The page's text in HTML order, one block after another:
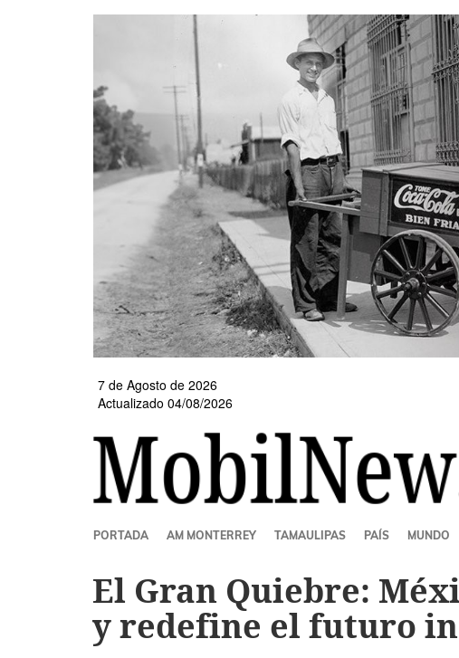
7 de Agosto de 2026
Actualizado 04/08/2026
SECCIONES
PORTADA AM MONTERREY TAMAULIPAS PAÍS MUNDO
El Gran Quiebre:
y redefine el futuro